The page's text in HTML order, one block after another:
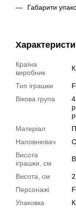
Габарити
Країна
виробник
Тип іграшки
Вікова група
Матеріал
Наповнювач
Висота
іграшки, см
Висота, см
Персонажі
Упаковка